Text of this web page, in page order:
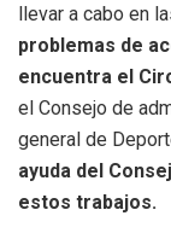
llevar a cabo en
problemas de
encuentra el
el Consejo de
general de
ayuda del
estos trabajos.